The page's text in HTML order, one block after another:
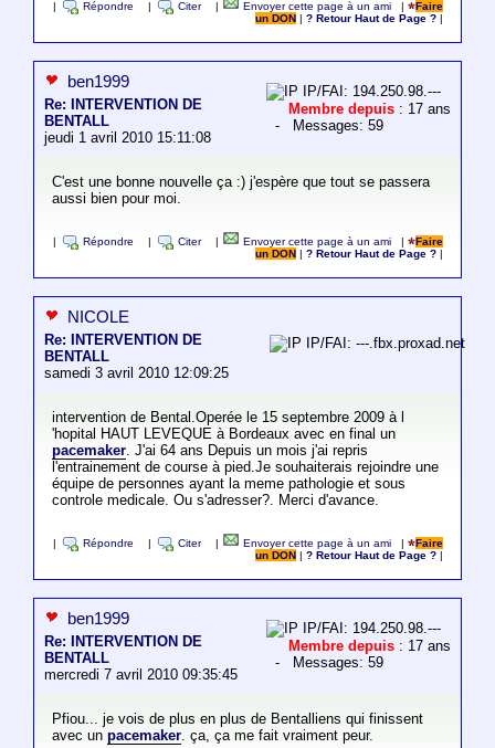
Répondre Citer Envoyer cette page à un ami |
Faire
un DON
|? Retour Haut de Page ?
ben1999
Re: INTERVENTION DE
BENTALL
jeudi 1 avril 2010 15:11:08
IP/FAI: 194.250.98.---
Membre depuis : 17 ans
- Messages: 59
C'est une bonne nouvelle ça :) j'espère que tout se passera
aussi bien pour moi.
Répondre Citer Envoyer cette page à un ami |
Faire
un DON
|? Retour Haut de Page ?
NICOLE
Re: INTERVENTION DE
BENTALL
samedi 3 avril 2010 12:09:25
IP/FAI: ---.fbx.proxad.net
intervention de Bental.Operée le 15 septembre 2009 à l
'hopital HAUT LEVEQUE à Bordeaux avec en final un
pacemaker. J'ai 64 ans Depuis un mois j'ai repris
l'entrainement de course à pied.Je souhaiterais rejoindre une
équipe de personnes ayant la meme pathologie et sous
controle medicale. Ou s'adresser?. Merci d'avance.
Répondre Citer Envoyer cette page à un ami |
Faire
un DON
|? Retour Haut de Page ?
ben1999
Re: INTERVENTION DE
BENTALL
mercredi 7 avril 2010 09:35:45
IP/FAI: 194.250.98.---
Membre depuis : 17 ans
- Messages: 59
Pfiou... je vois de plus en plus de Bentalliens qui finissent
avec un pacemaker. ça, ça me fait vraiment peur.